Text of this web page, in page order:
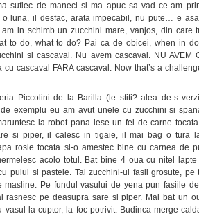
suflec de maneci si ma apuc sa vad ce-am
luna, il desfac, arata impecabil, nu pute… e
in schimb un zucchini mare, vanjos, din care
to do, what to do? Pai ca de obicei, when in
si cascaval. Nu avem cascaval. NU AVEM
cascaval FARA cascaval. Now that’s a
Piccolini de la Barilla (le stiti? alea de-s
exemplu eu am avut unele cu zucchini si
la robot pana iese un fel de carne
si piper, il calesc in tigaie, il mai bag o tura
rosie tocata si-o amestec bine cu carnea de
acolo totul. Bat bine 4 oua cu nitel
puiul si pastele. Tai zucchini-ul fasii grosute, pe
Pe fundul vasului de yena pun fasiile de
rasnesc pe deasupra sare si piper. Mai bat un
la cuptor, la foc potrivit. Budinca merge